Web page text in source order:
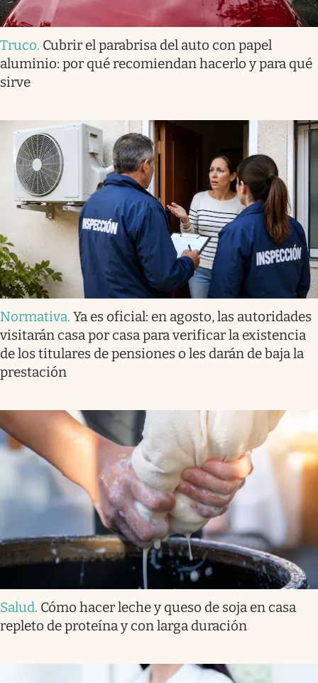
Truco. Cubrir el parabrisa del auto con papel
aluminio: por qué recomiendan hacerlo y para qué
sirve
Normativa. Ya es oficial: en agosto, las autoridades
visitarán casa por casa para verificar la existencia
de los titulares de pensiones o les darán de baja la
prestación
Salud. Cómo hacer leche y queso de soja en casa
repleto de proteína y con larga duración